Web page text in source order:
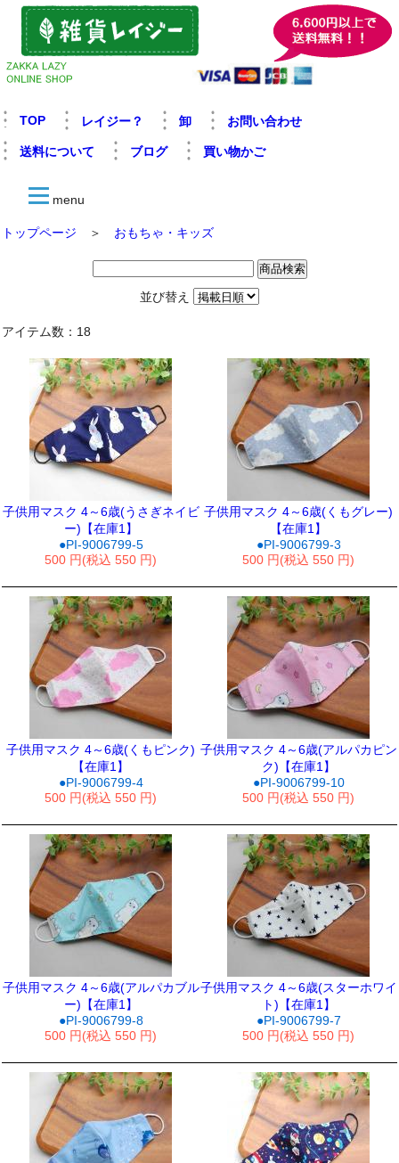
TOP レイジー？ 卸 お問い合わせ
送料について ブログ 買い物かご
menu
トップページ ＞ おもちゃ・キッズ
並び替え
アイテム数：18
子供用マスク 4～6歳(うさぎネイビ
ー)【在庫1】
●PI-9006799-5
500 円(税込 550 円)
子供用マスク 4～6歳(くもグレー)
【在庫1】
●PI-9006799-3
500 円(税込 550 円)
子供用マスク 4～6歳(くもピンク)
【在庫1】
●PI-9006799-4
500 円(税込 550 円)
子供用マスク 4～6歳(アルパカピン
ク)【在庫1】
●PI-9006799-10
500 円(税込 550 円)
子供用マスク 4～6歳(アルパカブル
ー)【在庫1】
●PI-9006799-8
500 円(税込 550 円)
子供用マスク 4～6歳(スターホワイ
ト)【在庫1】
●PI-9006799-7
500 円(税込 550 円)